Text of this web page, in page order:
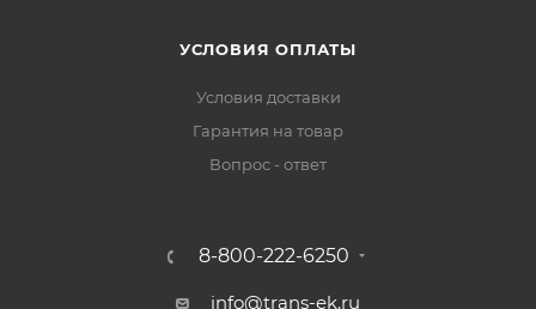
УСЛОВИЯ ОПЛАТЫ
Условия доставки
Гарантия на товар
Вопрос - ответ
8-800-222-6250
info@trans-ek.ru